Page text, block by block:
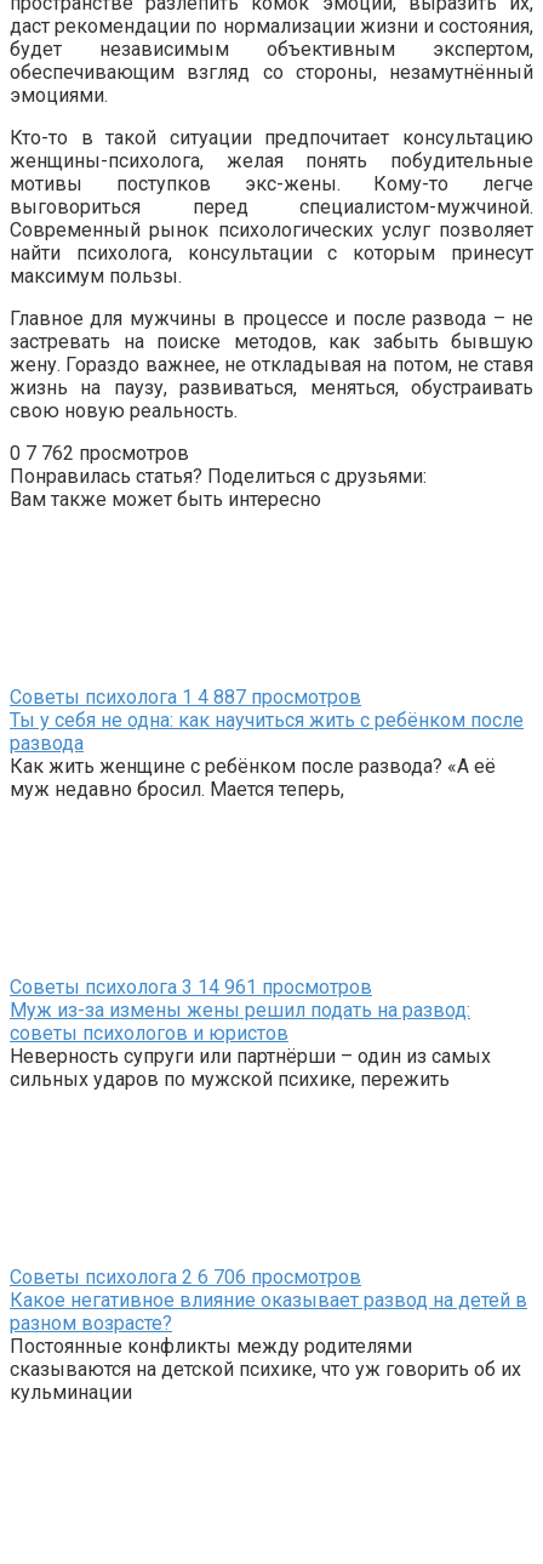
даст рекомендации по нормализации жизни и состояния,
будет независимым объективным экспертом,
обеспечивающим взгляд со стороны, незамутнённый
эмоциями.
Кто-то в такой ситуации предпочитает консультацию
женщины-психолога, желая понять побудительные
мотивы поступков экс-жены. Кому-то легче
выговориться перед специалистом-мужчиной.
Современный рынок психологических услуг позволяет
найти психолога, консультации с которым принесут
максимум пользы.
Главное для мужчины в процессе и после развода – не
застревать на поиске методов, как забыть бывшую
жену. Гораздо важнее, не откладывая на потом, не ставя
жизнь на паузу, развиваться, меняться, обустраивать
свою новую реальность.
0 7 762 просмотров
Понравилась статья? Поделиться с друзьями:
Вам также может быть интересно
Советы психолога 1 4 887 просмотров
Ты у себя не одна: как научиться жить с ребёнком после
развода
Как жить женщине с ребёнком после развода? «А её
муж недавно бросил. Мается теперь,
Советы психолога 3 14 961 просмотров
Муж из-за измены жены решил подать на развод:
советы психологов и юристов
Неверность супруги или партнёрши – один из самых
сильных ударов по мужской психике, пережить
Советы психолога 2 6 706 просмотров
Какое негативное влияние оказывает развод на детей в
разном возрасте?
Постоянные конфликты между родителями
сказываются на детской психике, что уж говорить об их
кульминации